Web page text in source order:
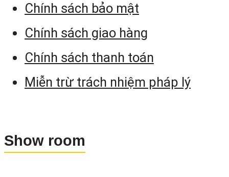
Nhiệt độ làm
việc
-20°C tới +50°C
4. Một Số Chương Trình Đo
Dụng Của Máy Toàn Đạc Nivo
nghịch.
Chính sách bảo mật
Chính sách giao hàng
Chính sách thanh toán
Miễn trừ trách nhiệm pháp lý
Show room